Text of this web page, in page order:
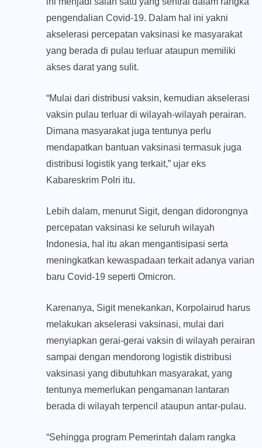
pengendalian Covid-19. Dalam hal ini yakni
akselerasi percepatan vaksinasi ke masyarakat
yang berada di pulau terluar ataupun memiliki
akses darat yang sulit.
“Mulai dari distribusi vaksin, kemudian akselerasi
vaksin pulau terluar di wilayah-wilayah perairan.
Dimana masyarakat juga tentunya perlu
mendapatkan bantuan vaksinasi termasuk juga
distribusi logistik yang terkait,” ujar eks
Kabareskrim Polri itu.
Lebih dalam, menurut Sigit, dengan didorongnya
percepatan vaksinasi ke seluruh wilayah
Indonesia, hal itu akan mengantisipasi serta
meningkatkan kewaspadaan terkait adanya varian
baru Covid-19 seperti Omicron.
Karenanya, Sigit menekankan, Korpolairud harus
melakukan akselerasi vaksinasi, mulai dari
menyiapkan gerai-gerai vaksin di wilayah perairan
sampai dengan mendorong logistik distribusi
vaksinasi yang dibutuhkan masyarakat, yang
tentunya memerlukan pengamanan lantaran
berada di wilayah terpencil ataupun antar-pulau.
“Sehingga program Pemerintah dalam rangka